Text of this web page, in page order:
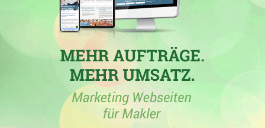
www.frey-ag.dein mit der Webseitefrey-ag.de
05.04.2017 mit insgesamt 1,25 Gesamtpunkten ihre bisher
höchste Gesamtpunktzahl erreicht.
27.03.2017
www.frey-ag.de in mit der Webseite frey-ag.de
27.03.2017 mit insgesamt 0,82 Gesamtpunkten ihre bisher
höchste Gesamtpunktzahl erreicht.